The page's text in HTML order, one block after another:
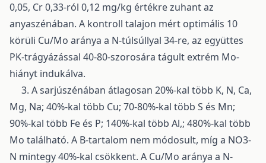
0,05, Cr 0,33-ról 0,12 mg/kg értékre zuhant az
anyaszénában. A kontroll talajon mért optimális 10
körüli Cu/Mo aránya a N-túlsúllyal 34-re, az együttes
PK-trágyázással 40-80-szorosára tágult extrém Mo-
hiányt indukálva.
3. A sarjúszénában átlagosan 20%-kal több K, N, Ca,
Mg, Na; 40%-kal több Cu; 70-80%-kal több S és Mn;
90%-kal több Fe és P; 140%-kal több Al,; 480%-kal több
Mo található. A B-tartalom nem módosult, míg a NO3-
N mintegy 40%-kal csökkent. A Cu/Mo aránya a N-